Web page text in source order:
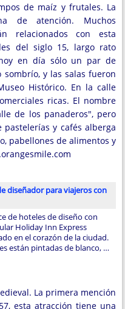
de maíz y frutales. La
de atención. Muchos
relacionados con esta
del siglo 15, largo rato
en día sólo un par de
y las salas fueron
Histórico. En la calle
ricas. El nombre
de los panaderos", pero
y cafés alberga
pabellones de alimentos y
diseñador para viajeros con
de hoteles de diseño con
Holiday Inn Express
en el corazón de la ciudad.
están pintadas de blanco, …
La primera mención
esta atracción tiene una